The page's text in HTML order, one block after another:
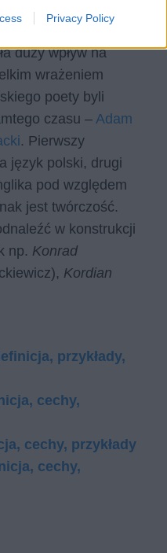
Privacy Policy
powieści
duży wpływ na
wrażeniem
poety byli
czasu – Adam
. Pierwszy
język polski, drugi
pod względem
jest twórczość.
w konstrukcji
np. Konrad
Kordian
przykłady,
cechy,
cechy, przykłady
cechy,